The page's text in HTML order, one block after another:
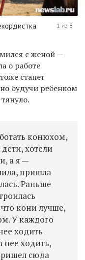
1 из 8
с женой —
о работе
станет
будучи ребенком
конюхом,
хотели
а я —
пришла
Раньше
кони лучше,
У каждого
ходить
нее ходить,
ришел сюда